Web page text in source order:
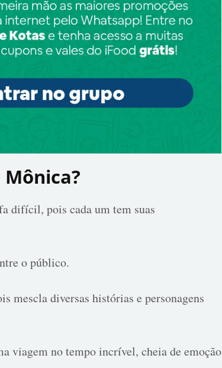
difícil, pois cada um tem suas
o público.
mescla diversas histórias e personagens
viagem no tempo incrível, cheia de emoção